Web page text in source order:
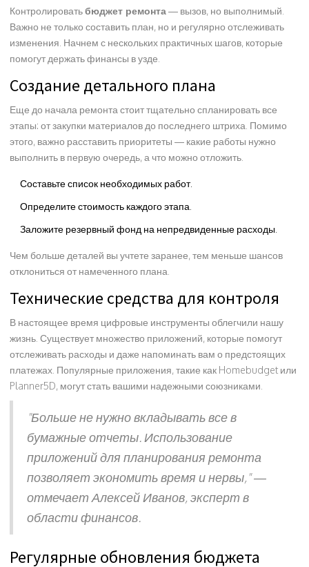
Контролироватьбюджет ремонта— вызов, но выполнимый.
Важно не только составить план, но и регулярно отслеживать
изменения. Начнем с нескольких практичных шагов, которые
помогут держать финансы в узде.
Создание детального плана
Еще до начала ремонта стоит тщательно спланировать все
этапы: от закупки материалов до последнего штриха. Помимо
этого, важно расставить приоритеты — какие работы нужно
выполнить в первую очередь, а что можно отложить.
Составьте список необходимых работ.
Определите стоимость каждого этапа.
Заложите резервный фонд на непредвиденные расходы.
Чем больше деталей вы учтете заранее, тем меньше шансов
отклониться от намеченного плана.
Технические средства для контроля
В настоящее время цифровые инструменты облегчили нашу
жизнь. Существует множество приложений, которые помогут
отслеживать расходы и даже напоминать вам о предстоящих
платежах. Популярные приложения, такие как Homebudget или
Planner5D, могут стать вашими надежными союзниками.
"Больше не нужно вкладывать все в
бумажные отчеты. Использование
приложений для планирования ремонта
позволяет экономить время и нервы," —
отмечает Алексей Иванов, эксперт в
области финансов.
Регулярные обновления бюджета